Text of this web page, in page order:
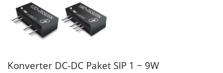
Konverter DC-DC Paket SIP 1 ~ 9W